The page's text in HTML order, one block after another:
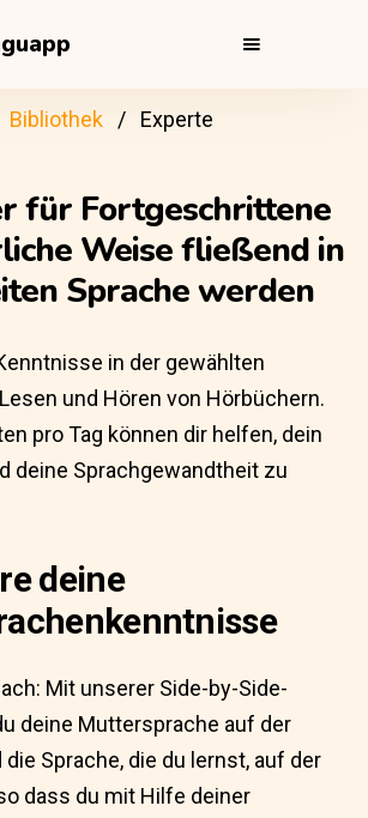
Bibliothek Experte
für Fortgeschrittene
Weise fließend in
Sprache werden
in der gewählten
und Hören von Hörbüchern.
pro Tag können dir helfen, dein
deine Sprachgewandtheit zu
deine
Mit unserer Side-by-Side-
deine Muttersprache auf der
Sprache, die du lernst, auf der
dass du mit Hilfe deiner